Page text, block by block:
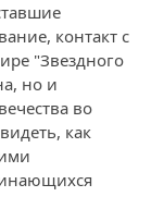
контакт с
"Звездного
но и
во
как